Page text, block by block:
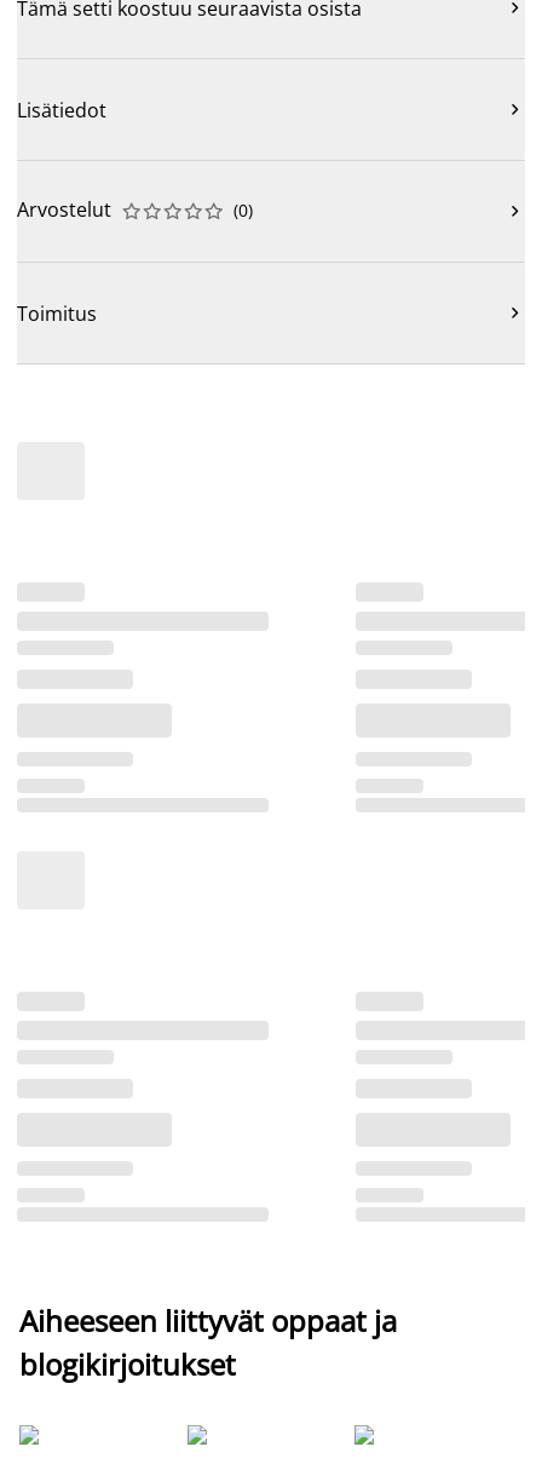
Tämä setti koostuu seuraavista osista 
Lisätiedot 
Arvostelut 




 (0) 
Toimitus 
Aiheeseen liittyvät oppaat ja
blogikirjoitukset